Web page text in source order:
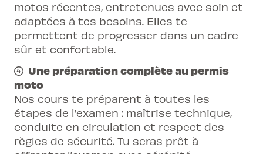
motos récentes, entretenues avec soin et
adaptées à tes besoins. Elles te
permettent de progresser dans un cadre
sûr et confortable.
Une préparation complète au permis
moto
Nos cours te préparent à toutes les
étapes de l’examen : maîtrise technique,
conduite en circulation et respect des
règles de sécurité. Tu seras prêt à